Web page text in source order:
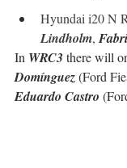
Hyundai i20 N
Lindholm,
In WRC3 there will
Domínguez (Ford
Eduardo Castro